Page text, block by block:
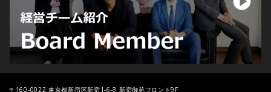
〒160-0022 東京都新宿区新宿1-6­-3 新宿御苑フロント9F